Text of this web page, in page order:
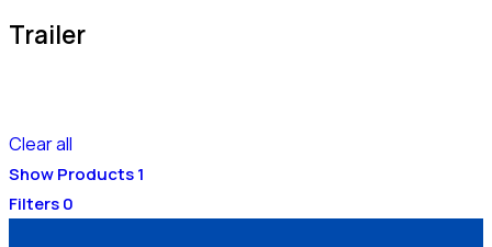
Trailer
Clear all
Show Products1
Filters0